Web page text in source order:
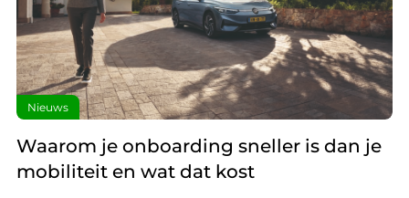
Nieuws
Waarom je onboarding sneller is dan je
mobiliteit en wat dat kost